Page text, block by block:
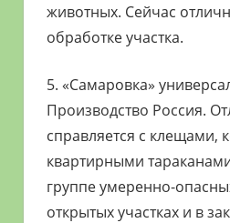
животных. Сейчас
обработке участка.
5. «Самаровка»
Производство Россия.
справляется с клещами,
квартирными
группе умеренно-
открытых участках и в